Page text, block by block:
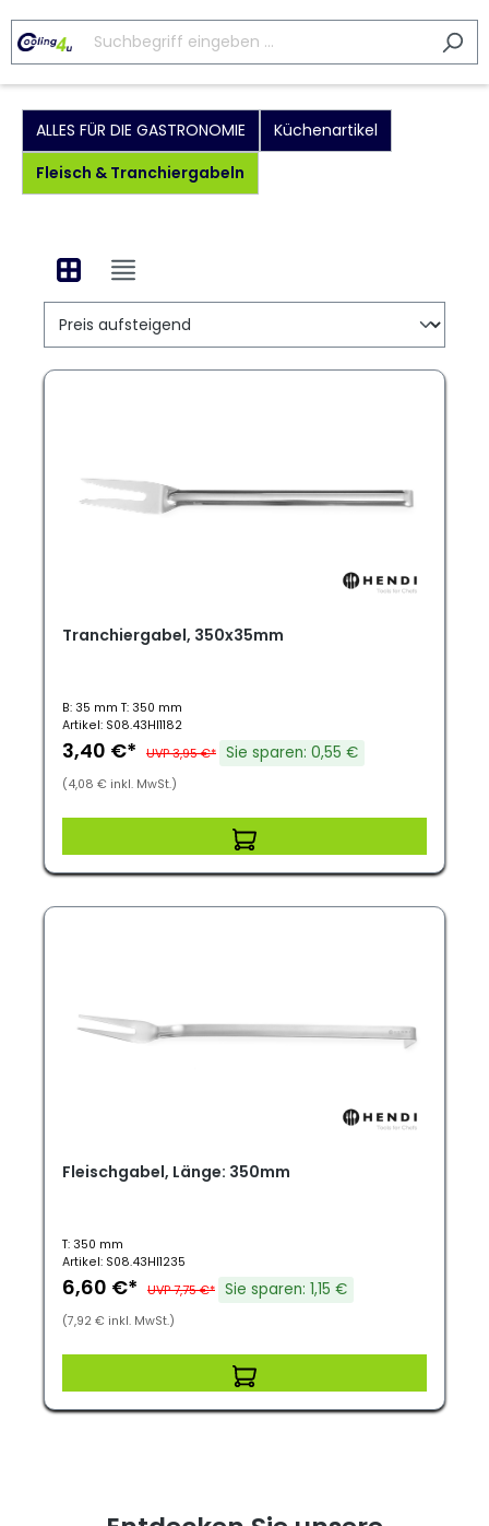
ALLES FÜR DIE GASTRONOMIE
Küchenartikel
Fleisch & Tranchiergabeln
Tranchiergabel, 350x35mm
B: 35 mm T: 350 mm
Artikel: S08.43HI1182
3,40 €* UVP 3,95 €* Sie sparen: 0,55 €
(4,08 € inkl. MwSt.)
Fleischgabel, Länge: 350mm
T: 350 mm
Artikel: S08.43HI1235
6,60 €* UVP 7,75 €* Sie sparen: 1,15 €
(7,92 € inkl. MwSt.)